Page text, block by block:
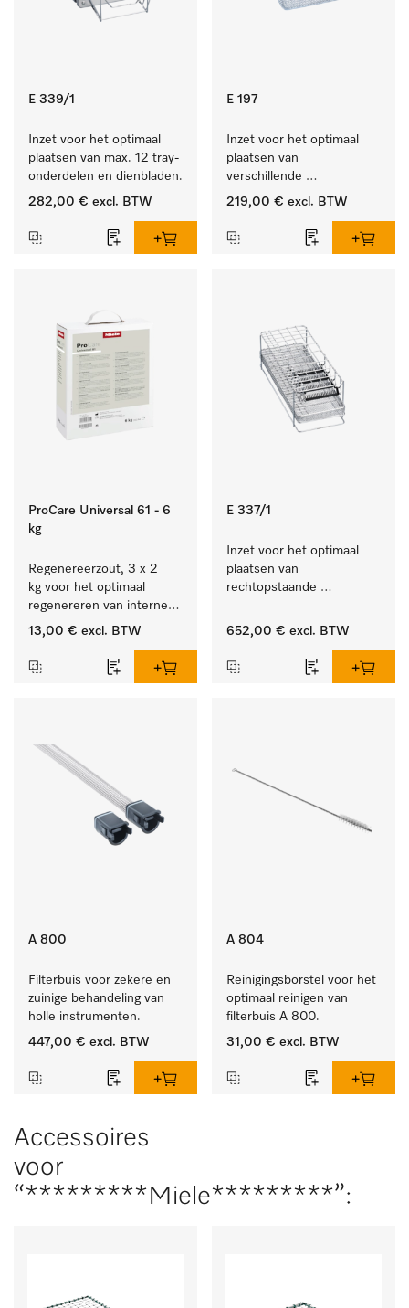
E 339/1
Inzet voor het optimaal
plaatsen van max. 12 tray-
onderdelen en dienbladen.
282,00 € excl. BTW
E 197
Inzet voor het optimaal
plaatsen van
verschillende
instrumenten.
219,00 € excl. BTW
ProCare Universal 61 - 6
kg
Regenereerzout, 3 x 2
kg voor het optimaal
regenereren van interne
waterontharders.
13,00 € excl. BTW
E 337/1
Inzet voor het optimaal
plaatsen van
rechtopstaande
652,00 € excl. BTW
A 800
Filterbuis voor zekere en
zuinige behandeling van
holle instrumenten.
447,00 € excl. BTW
A 804
Reinigingsborstel voor het
optimaal reinigen van
filterbuis A 800.
31,00 € excl. BTW
Accessoires
voor
“*********Miele*********”: